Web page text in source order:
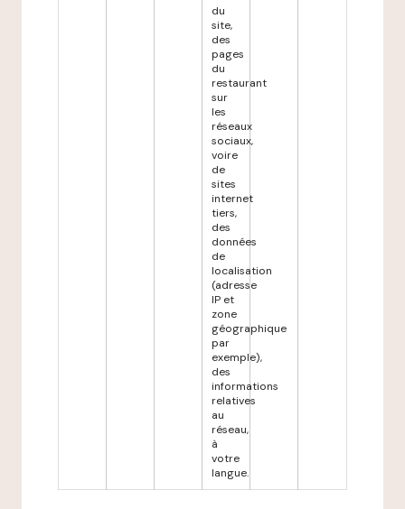
du
site,
des
pages
du
restaurant
sur
les
réseaux
sociaux,
voire
de
sites
internet
tiers,
des
données
de
localisation
(adresse
IP et
zone
géographique
par
exemple),
des
informations
relatives
au
réseau,
à
votre
langue.